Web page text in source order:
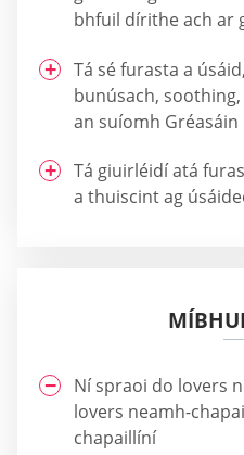
bhfuil dírithe ach ar
Tá sé furasta a
bunúsach,
an suíomh Gréasáin
Tá giuirléidí atá
a thuiscint ag
Ní spraoi do lovers
lovers neamh-
chapaillíní